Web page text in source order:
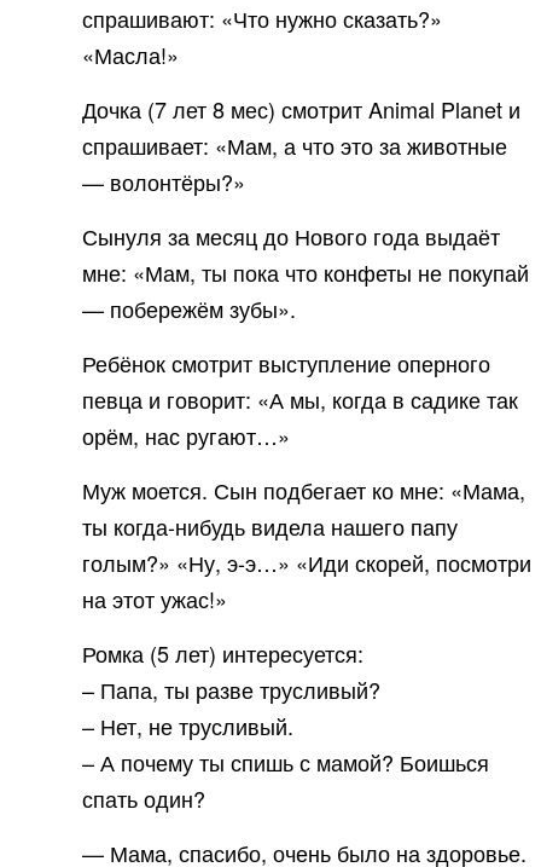
спрашивают: «Что нужно сказать?»
«Масла!»
Дочка (7 лет 8 мес) смотрит Animal Planet и
спрашивает: «Мам, а что это за животные
— волонтёры?»
Сынуля за месяц до Нового года выдаёт
мне: «Мам, ты пока что конфеты не покупай
— побережём зубы».
Ребёнок смотрит выступление оперного
певца и говорит: «А мы, когда в садике так
орём, нас ругают…»
Муж моется. Сын подбегает ко мне: «Мама,
ты когда-нибудь видела нашего папу
голым?» «Ну, э-э…» «Иди скорей, посмотри
на этот ужас!»
Ромка (5 лет) интересуется:
– Папа, ты разве трусливый?
– Нет, не трусливый.
– А почему ты спишь с мамой? Боишься
спать один?
— Мама, спасибо, очень было на здоровье.